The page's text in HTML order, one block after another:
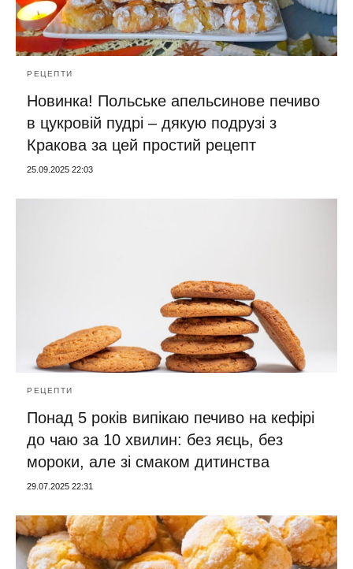
РЕЦЕПТИ
Новинка! Польське апельсинове печиво
в цукровій пудрі – дякую подрузі з
Кракова за цей простий рецепт
25.09.2025 22:03
РЕЦЕПТИ
Понад 5 років випікаю печиво на кефірі
до чаю за 10 хвилин: без яєць, без
мороки, але зі смаком дитинства
29.07.2025 22:31